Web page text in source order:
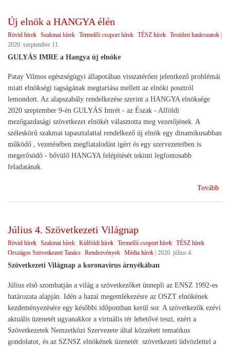
Új elnök a HANGYA élén
Rövid hírek Szakmai hírek Termelői csoport hírek TÉSZ hírek Testületi határozatok |
2020. szeptember 11.
GULYÁS IMRE a Hangya új elnöke
Patay Vilmos egészségügyi állapotában visszatérően jelentkező problémái
miatt elnökségi tagságának megtartása mellett az elnöki posztról
lemondott. Az alapszabály rendelkezése szerint a HANGYA elnöksége
2020 szeptember 9-én GULYÁS Imrét - az Észak - Alföldi
mezőgazdasági szövetkezet elnökét választotta meg vezetőjének. A
széleskörű szakmai tapasztalattal rendelkező új elnök egy dinamikusabban
működő , vezetésében megfiatalodást igért és egy szervezeteiben is
megerősödő - bővülő HANGYA felépítését tekinti legfontosabb
feladatának.
Tovább
Július 4. Szövetkezeti Világnap
Rövid hírek Szakmai hírek Külföldi hírek Termelői csoport hírek TÉSZ hírek
Országos Szövetkezeti Tanács Rendezvények Média hírek 2020. július 4.
Szövetkezeti Világnap a koronavírus árnyékában
Július első szombatján a világ a szövetkezőket ünnepli az ENSZ 1992-es
határozata alapján. Idén a hazai megemlékezésre az OSZT elnökének
kezdeményezésére egy későbbi időpontban kerül sor. A szövetkezők ezévi
aktuális üzenetét ugyanakkor a virtuális tér lehetővé teszi, ezért a
Szövetkezetek Nemzetközi Szervezete által közzétett tematikus
gondolatot, és az SZNSZ elnökének üzenetét szövetkezeti üdvözlettel a